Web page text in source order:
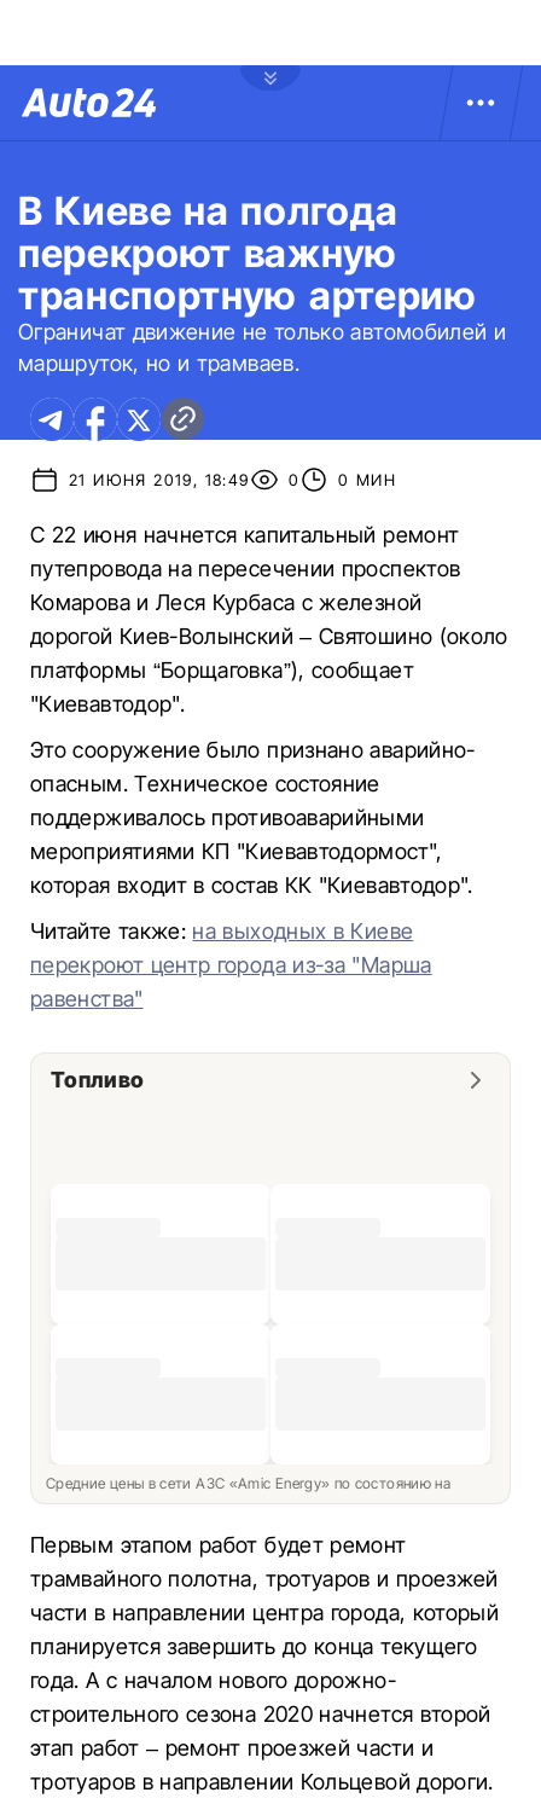
В Киеве на полгода
перекроют важную
транспортную артерию
Ограничат движение не только автомобилей и
маршруток, но и трамваев.
21 ИЮНЯ 2019, 18:49 0 0 МИН
С 22 июня начнется капитальный ремонт
путепровода на пересечении проспектов
Комарова и Леся Курбаса с железной
дорогой Киев-Волынский – Святошино (около
платформы “Борщаговка”), сообщает
"Киевавтодор".
Это сооружение было признано аварийно-
опасным. Техническое состояние
поддерживалось противоаварийными
мероприятиями КП "Киевавтодормост",
которая входит в состав КК "Киевавтодор".
Читайте также: на выходных в Киеве
перекроют центр города из-за "Марша
равенства"
Топливо
Средние цены в сети АЗС «Amic Energy» по состоянию на
Первым этапом работ будет ремонт
трамвайного полотна, тротуаров и проезжей
части в направлении центра города, который
планируется завершить до конца текущего
года. А с началом нового дорожно-
строительного сезона 2020 начнется второй
этап работ – ремонт проезжей части и
тротуаров в направлении Кольцевой дороги.